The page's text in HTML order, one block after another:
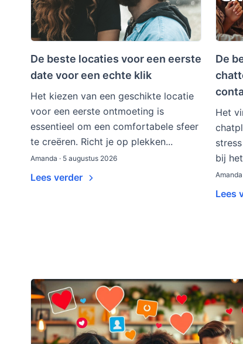
De beste locaties voor een eerste
date voor een echte klik
Het kiezen van een geschikte locatie
voor een eerste ontmoeting is
essentieel om een comfortabele sfeer
te creëren. Richt je op plekken...
Amanda · 5 augustus 2026
Lees verder
De
Het
bij
Lees